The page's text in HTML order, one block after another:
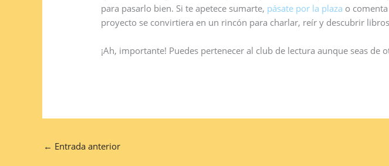
para pasarlo bien. Si te apetece sumarte, pásate por la plaza o
proyecto se convirtiera en un rincón para charlar, reír y descubrir
¡Ah, importante! Puedes pertenecer al club de lectura aunque seas de
← Entrada anterior